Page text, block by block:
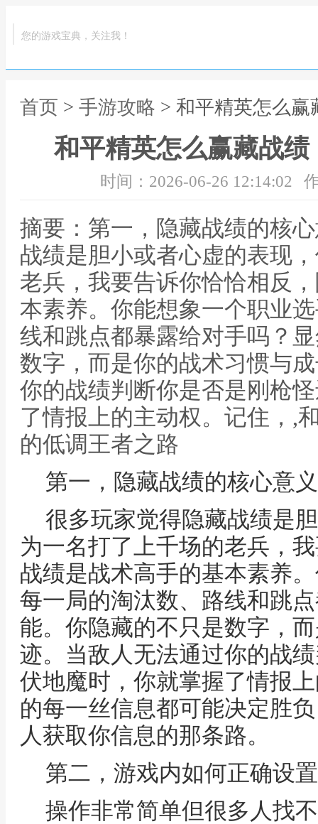
您的游戏宝典，关注我！
首页 > 手游攻略 > 和平精英怎么
和平精英怎么赢藏战
时间：2026-06-26 12:14:02
摘要：第一，隐藏战绩的核
战绩是胆小或者心虚的表现
老兵，我要告诉你恰恰相反
本素养。你能想象一个职业
线和跳点都暴露给对手吗？
数字，而是你的战术习惯与
你的战绩判断你是否是刚枪
了情报上的主动权。记住，,
的低调王者之路
第一，隐藏战绩的核心意
很多玩家觉得隐藏战绩是
为一名打了上千场的老兵，
战绩是战术高手的基本素养
每一局的淘汰数、路线和跳
能。你隐藏的不只是数字，
迹。当敌人无法通过你的战
伏地魔时，你就掌握了情报
的每一丝信息都可能决定胜
人获取你信息的那条路。
第二，游戏内如何正确设
操作非常简单但很多人找